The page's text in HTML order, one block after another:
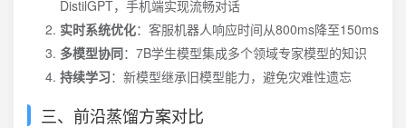
DistilGPT，手机端实现流畅对话
实时系统优化：客服机器人响应时间从800ms降至150ms
多模型协同：7B学生模型集成多个领域专家模型的知识
持续学习：新模型继承旧模型能力，避免灾难性遗忘
三、前沿蒸馏方案对比